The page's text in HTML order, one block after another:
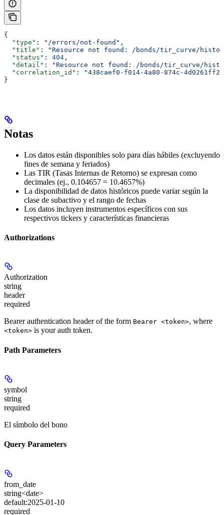
{
  "type"
: "/errors/not-found" ,
  "title"
:
"Resource not found: /bonds/tir_curve/
  "status"
: 404 ,
  "detail"
:
"Resource not found: /bonds/tir_curve/
  "correlation_id"
:
"438caef0-f014-4a80-874c-
}
Notas
Los datos están disponibles solo para días hábiles (excluyendo
fines de semana y feriados)
Las TIR (Tasas Internas de Retorno) se expresan como
decimales (ej., 0.104657 = 10.4657%)
La disponibilidad de datos históricos puede variar según la
clase de subactivo y el rango de fechas
Los datos incluyen instrumentos específicos con sus
respectivos tickers y características financieras
Authorizations
Authorization
string
header
required
Bearer authentication header of the form Bearer <token>, where
<token> is your auth token.
Path Parameters
symbol
string
required
El símbolo del bono
Query Parameters
from_date
string<date>
default:2025-01-10
required